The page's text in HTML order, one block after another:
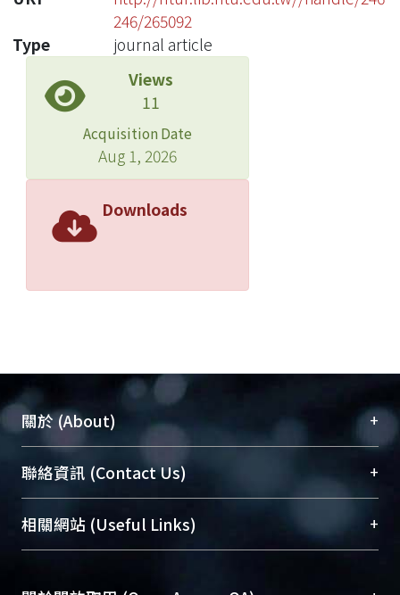
246/265092
Type
journal article
Views
11
Acquisition Date
Aug 1, 2026
Downloads
關於 (About) +
臺大位居世界頂尖大學之列，為永久珍藏及向國際
展現本校豐碩的研究成果及學術能量，圖書館整合
機構典藏（NTUR）與學術庫（AH）不同功能平
台，成為臺大學術典藏NTU scholars。期能整合研
成果。
聯絡資訊 (Contact Us) +
總館學科館員(Main Library)
醫學圖書館學科館員(Medical Library)
相關網站 (Useful Links) +